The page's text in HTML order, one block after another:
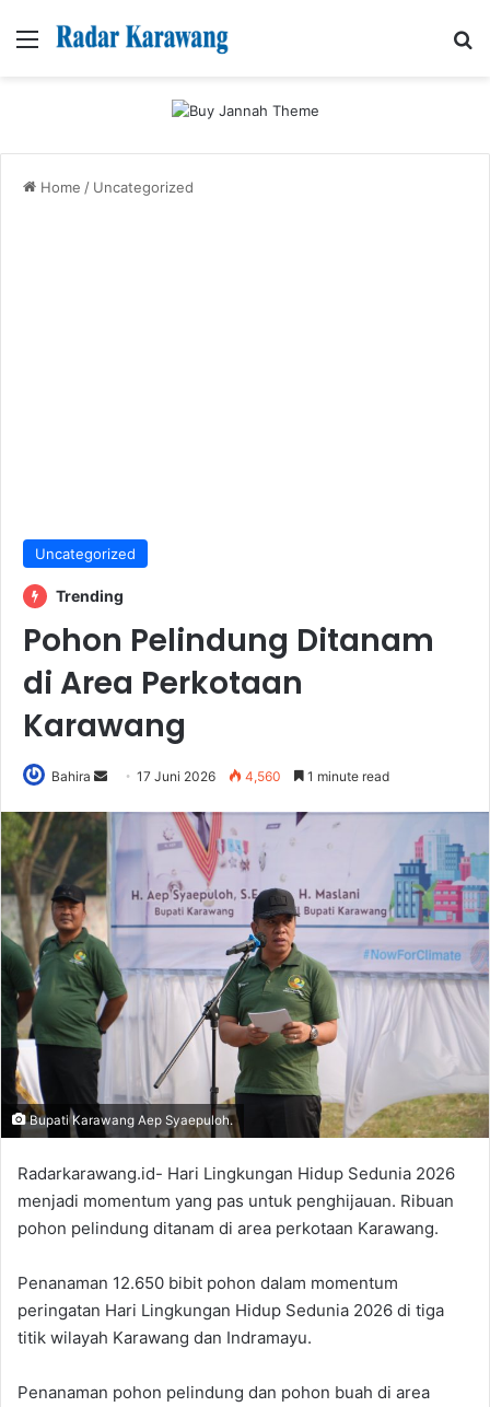
Menu
Home / Uncategorized
Uncategorized
Trending
Pohon Pelindung Ditanam
di Area Perkotaan
Karawang
Bahira
Send17 Juni 2026 4,560 1 minute read
Bupati Karawang Aep Syaepuloh.
Radarkarawang.id- Hari Lingkungan Hidup Sedunia 2026
menjadi momentum yang pas untuk penghijauan. Ribuan
pohon pelindung ditanam di area perkotaan Karawang.
Penanaman 12.650 bibit pohon dalam momentum
peringatan Hari Lingkungan Hidup Sedunia 2026 di tiga
titik wilayah Karawang dan Indramayu.
Penanaman pohon pelindung dan pohon buah di area